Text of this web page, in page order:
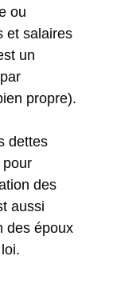
ou
et salaires
un
propre).
dettes
pour
des
aussi
des époux